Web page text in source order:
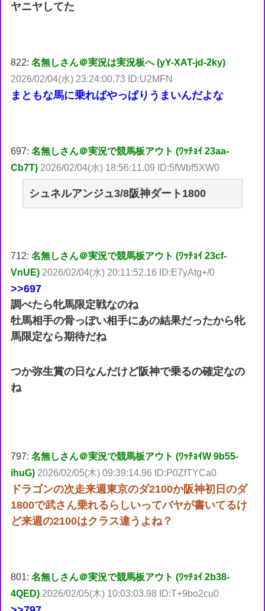
ヤニヤしてた
822:名無しさん＠実況は実況板へ (yY-XAT-jd-2ky)
2026/02/04(水) 23:24:00.73 ID:U2MFN
まともな馬に乗ればやっぱりうまいんだよな
697:名無しさん＠実況で競馬板アウト (ﾜｯﾁｮｲ 23aa-
Cb7T) 2026/02/04(水) 18:56:11.09 ID:5fWbf5XW0
シュネルアンジュ3/8阪神ダート1800
712:名無しさん＠実況で競馬板アウト (ﾜｯﾁｮｲ 23cf-
VnUE) 2026/02/04(水) 20:11:52.16 ID:E7yAtg+/0
>>697
調べたら牝馬限定戦なのね
牡馬相手の骨っぽい相手にあの結果だったから牝
馬限定なら期待だね
つか弥生賞の日なんだけど阪神で乗るの確定なの
ね
797:名無しさん＠実況で競馬板アウト (ﾜｯﾁｮｲW 9b55-
ihuG) 2026/02/05(木) 09:39:14.96 ID:P0ZfTYCa0
ドラゴンの次走来週東京のダ2100か阪神初日のダ
1800で武さん乗れるらしいってバヤが書いてるけ
ど来週の2100はクラス違うよね？
801:名無しさん＠実況で競馬板アウト (ﾜｯﾁｮｲ 2b38-
4QED) 2026/02/05(木) 10:03:03.98 ID:T+9bo2cu0